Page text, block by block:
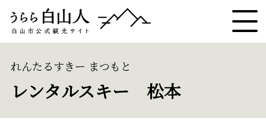
レンタルスキー 松本
れんたるすきー まつもと